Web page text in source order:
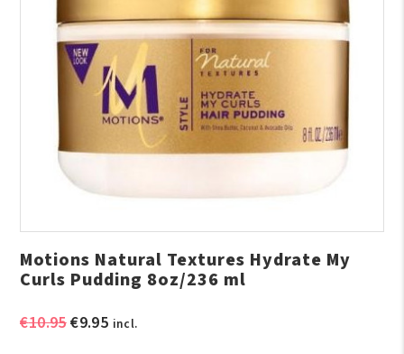
Motions Natural Textures Hydrate My
Curls Pudding 8oz/236 ml
€10.95Oorspronkelijke
€9.95Huidige
incl.